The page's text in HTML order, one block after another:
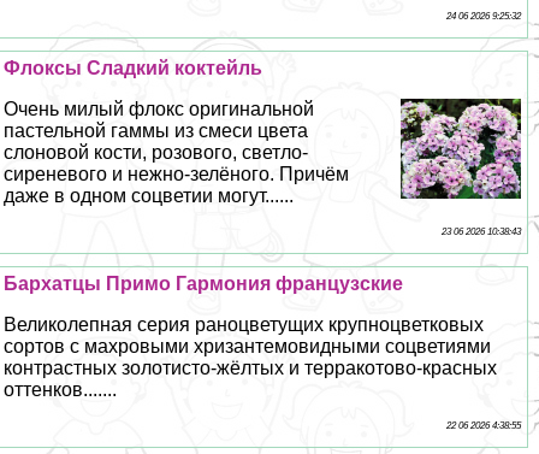
24 06 2026 9:25:32
Флоксы Сладкий коктейль
Очень милый флокс оригинальной
пастельной гаммы из смеси цвета
слоновой кости, розового, светло-
сиреневого и нежно-зелёного. Причём
даже в одном соцветии могут......
23 06 2026 10:38:43
Бархатцы Примо Гармония французские
Великолепная серия раноцветущих крупноцветковых
сортов с махровыми хризантемовидными соцветиями
контрастных золотисто-жёлтых и терpaкотово-красных
оттенков.......
22 06 2026 4:38:55